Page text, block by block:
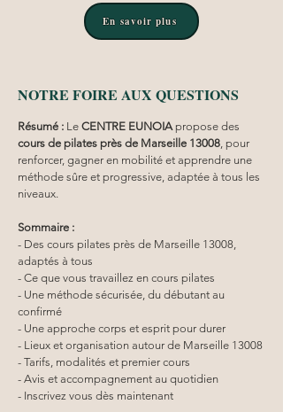
En savoir plus
NOTRE FOIRE AUX QUESTIONS
Résumé : Le CENTRE EUNOIA propose des
cours de pilates près de Marseille 13008 , pour
renforcer, gagner en mobilité et apprendre une
méthode sûre et progressive, adaptée à tous les
niveaux.
Sommaire :
- Des cours pilates près de Marseille 13008,
adaptés à tous
- Ce que vous travaillez en cours pilates
- Une méthode sécurisée, du débutant au
confirmé
- Une approche corps et esprit pour durer
- Lieux et organisation autour de Marseille 13008
- Tarifs, modalités et premier cours
- Avis et accompagnement au quotidien
- Inscrivez vous dès maintenant